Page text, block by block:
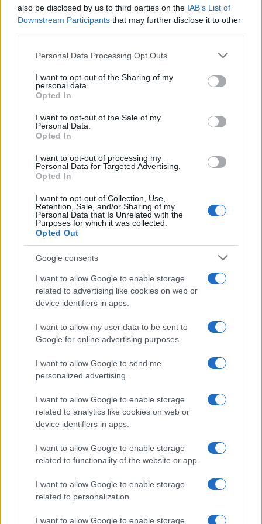
also be disclosed by us to third parties on the IAB’s List of
Downstream Participants that may further disclose it to other
Please note that this website/app uses one or more Google
not limited to your visit or usage behaviour. You may click to
grant or deny consent to Google and its third-party tags to
use your data for below specified purposes in below Google
consent section.
Personal Data Processing Opt Outs
I want to opt-out of the Sharing of my
personal data.
Opted In
I want to opt-out of the Sale of my
Personal Data.
Opted In
I want to opt-out of processing my
Personal Data for Targeted Advertising.
Opted In
I want to opt-out of Collection, Use,
Retention, Sale, and/or Sharing of my
Personal Data that Is Unrelated with the
Purposes for which it was collected.
Opted Out
Google consents
I want to allow Google to enable storage
related to advertising like cookies on web or
device identifiers in apps.
I want to allow my user data to be sent to
Google for online advertising purposes.
I want to allow Google to send me
personalized advertising.
I want to allow Google to enable storage
related to analytics like cookies on web or
device identifiers in apps.
I want to allow Google to enable storage
related to functionality of the website or app.
I want to allow Google to enable storage
related to personalization.
I want to allow Google to enable storage
Στις 11:00 ο Υφυπουργός παρά τω Πρωθυπουργώ και
Κυβερνητικός Εκπρόσωπος Γιάννης Οικονόμου θα
ανακοινώσει τις αποφάσεις του Πρωθυπουργού
σχήμα.
Ακολουθείστε το iPaideia.gr στο Google News
στοiPaideia.gr
Στην Κατηγορία:ΕΙΔΗΣΕΙΣ